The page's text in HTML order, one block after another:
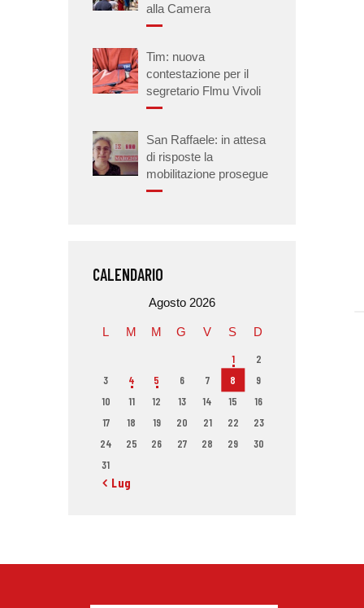
alla Camera
Tim: nuova
contestazione per il
segretario Flmu Vivoli
San Raffaele: in attesa
di risposte la
mobilitazione prosegue
CALENDARIO
Agosto 2026
L M M G V S D
1
2
3
4 5 6 7 8
9
10
11 12 13 14 15
16
17
18 19 20 21 22
23
24
25 26 27 28 29
30
31
« Lug